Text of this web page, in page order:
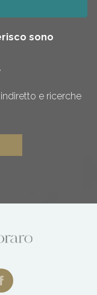
sono
e ricerche